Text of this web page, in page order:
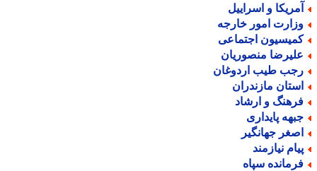
و اسراییل
امور خارجه
اجتماعی
منصوریان
طیب اردوغان
مازندران
و ارشاد
پایداری
جهانگیر
نیازمند
سپاه